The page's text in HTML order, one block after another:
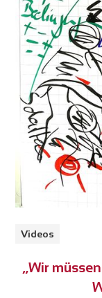
Videos
„Wir